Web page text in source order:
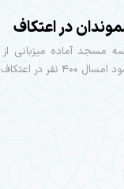
مسجد آماده میزبانی
شرکت کنند.